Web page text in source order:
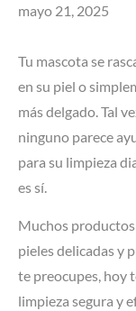
mayo 21, 2025
Tu mascota se
en su piel o
más delgado. Tal
ninguno parece
para su limpieza
es sí.
Muchos
pieles delicadas y
te preocupes, hoy
limpieza segura y